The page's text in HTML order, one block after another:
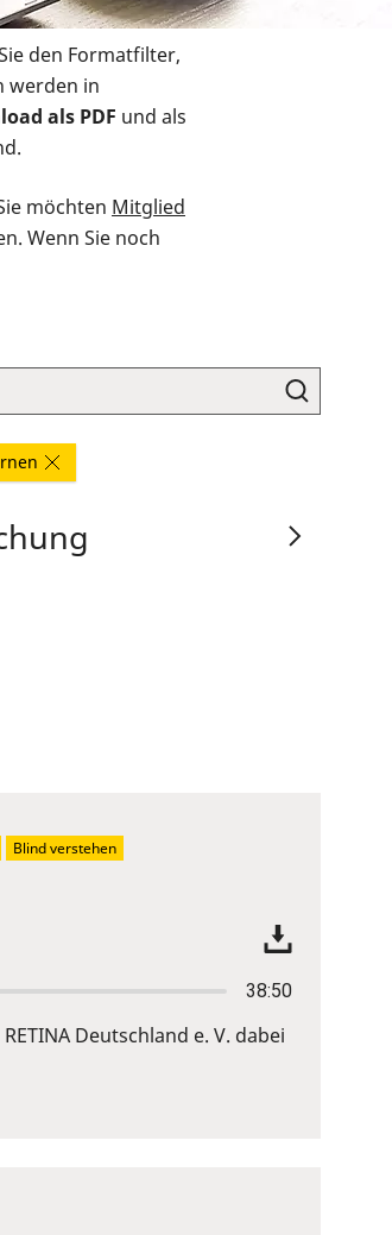
den Formatfilter,
werden in
als PDF und als
möchten Mitglied
Wenn Sie noch
38:50
Deutschland e. V. dabei
Blind verstehen